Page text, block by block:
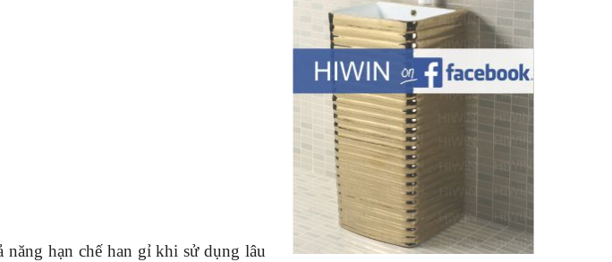
năng hạn chế han gỉ khi sử dụng lâu